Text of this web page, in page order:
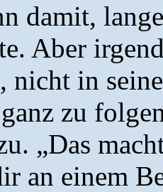
damit,
Aber
nicht in
zu
„Das
an einem